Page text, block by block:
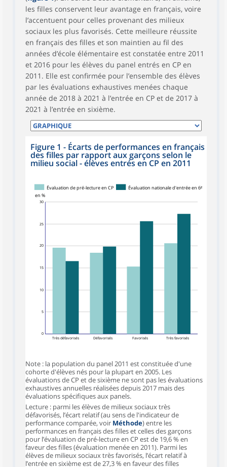
les filles conservent leur avantage en français, voire
l’accentuent pour celles provenant des milieux
sociaux les plus favorisés. Cette meilleure réussite
en français des filles et son maintien au fil des
années d’école élémentaire est constatée entre 2011
et 2016 pour les élèves du panel entrés en CP en
2011. Elle est confirmée pour l’ensemble des élèves
par les évaluations exhaustives menées chaque
année de 2018 à 2021 à l’entrée en CP et de 2017 à
2021 à l’entrée en sixième.
Figure 1 - Écarts de performances en français
des filles par rapport aux garçons selon le
milieu social - élèves entrés en CP en 2011
0
5
10
15
20
25
30
en %
Très défavorisés Défavorisés Favorisés Très favorisés
Évaluation de pré-lecture en CP Évaluation nationale d'entrée en 6ᵉ
Note : la population du panel 2011 est constituée d'une
cohorte d'élèves nés pour la plupart en 2005. Les
évaluations de CP et de sixième ne sont pas les évaluations
exhaustives annuelles réalisées depuis 2017 mais des
évaluations spécifiques aux panels.
Lecture : parmi les élèves de milieux sociaux très
défavorisés, l’écart relatif (au sens de l'indicateur de
performance comparée, voir Méthode) entre les
performances en français des filles et celles des garçons
pour l’évaluation de pré-lecture en CP est de 19,6 % en
faveur des filles (évaluation menée en 2011). Parmi les
élèves de milieux sociaux très favorisés, l’écart relatif à
l’entrée en sixième est de 27,3 % en faveur des filles